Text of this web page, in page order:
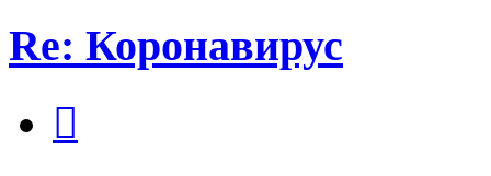
Re: Коронавирус